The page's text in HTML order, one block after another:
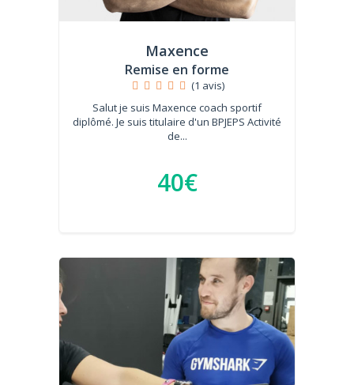
Maxence
Remise en forme
(1 avis)
Salut je suis Maxence coach sportif
diplômé. Je suis titulaire d'un BPJEPS Activité
de...
40€